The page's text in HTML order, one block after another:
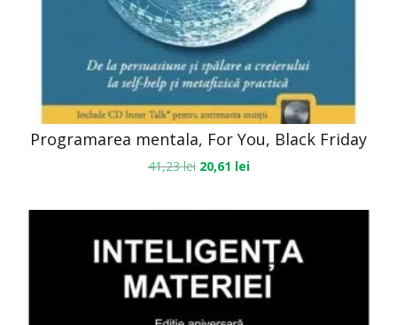
Programarea mentala, For You, Black Friday
41,23lei 20,61 lei